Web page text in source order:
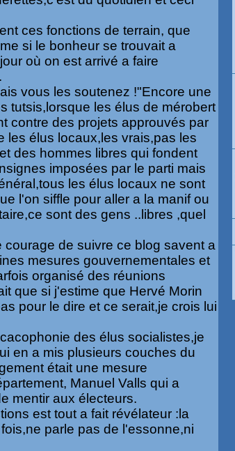
ces fonctions de terrain, que
si le bonheur se trouvait a
où on est arrivé a faire
vous les soutenez !"Encore une
tutsis,lorsque les élus de mérobert
contre des projets approuvés par
les élus locaux,les vrais,pas les
des hommes libres qui fondent
imposées par le parti mais
les élus locaux ne sont
l'on siffle pour aller a la manifou
sont des gens ..libres ,quel
de suivre ce blog savent a
mesures gouvernementales et
organisé des réunions
que si j'estime que Hervé Morin
pour le dire et ce serait,je crois lui
des élus socialistes,je
en a mis plusieurs couches du
était une mesure
Manuel Valls qui a
mentir aux électeurs.
est tout a fait révélateur :la
parle pas de l'essonne,ni